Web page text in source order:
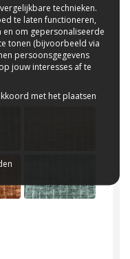
technieken.
te laten functioneren,
en om gepersonaliseerde
tonen (bijvoorbeeld via
persoonsgegevens
jouw interesses af te
met het plaatsen